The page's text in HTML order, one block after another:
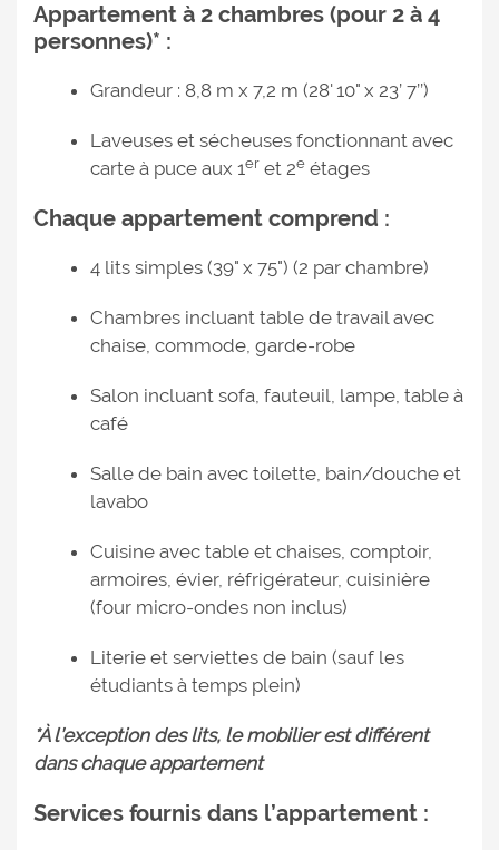
Appartement à 2 chambres (pour 2 à 4
personnes)* :
Grandeur : 8,8 m x 7,2 m (28' 10" x 23’ 7’’)
Laveuses et sécheuses fonctionnant avec
carte à puce aux 1er et 2e étages
Chaque appartement comprend :
4 lits simples (39" x 75") (2 par chambre)
Chambres incluant table de travail avec
chaise, commode, garde-robe
Salon incluant sofa, fauteuil, lampe, table à
café
Salle de bain avec toilette, bain/douche et
lavabo
Cuisine avec table et chaises, comptoir,
armoires, évier, réfrigérateur, cuisinière
(four micro-ondes non inclus)
Literie et serviettes de bain (sauf les
étudiants à temps plein)
*À l’exception des lits, le mobilier est différent
dans chaque appartement
Services fournis dans l’appartement :